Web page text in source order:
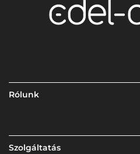
Rólunk
Szolgáltatás